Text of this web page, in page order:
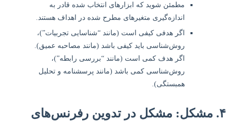
مطمئن شوید که ابزارهای انتخاب شده قادر به
اندازه‌گیری متغیرهای مطرح شده در اهداف هستند.
اگر هدفی کیفی است (مانند “شناسایی تجربیات”)،
روش‌شناسی باید کیفی باشد (مانند مصاحبه عمیق).
اگر هدف کمی است (مانند “بررسی رابطه”)،
روش‌شناسی کمی باشد (مانند پرسشنامه و تحلیل
همبستگی).
مشکل: مشکل در تدوین رفرنس‌های